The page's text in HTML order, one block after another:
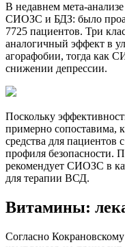
В недавнем мета-
СИОЗС и БДЗ: было
7725 пациентов. Три
аналогичный эффект в
агорафобии, тогда как
снижении депрессии.
Поскольку
примерно сопоставима,
средства для пациентов
профиля безопасности.
рекомендует СИОЗС в
для терапии ВСД.
Витамины:
Согласно